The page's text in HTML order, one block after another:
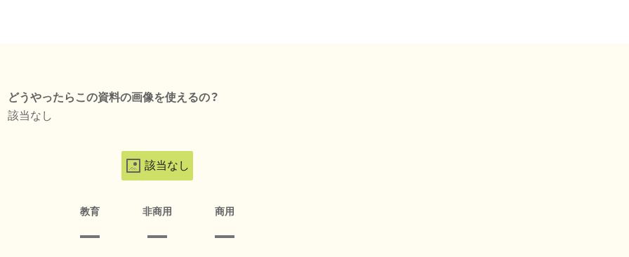
どうやったらこの資料の画像を使えるの？
該当なし
該当なし
教育 非商用 商用